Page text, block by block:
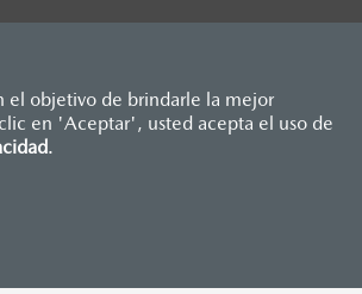
el objetivo de brindarle la mejor
en 'Aceptar', usted acepta el uso de
.
en moneda de los Estados
y los precios de sus